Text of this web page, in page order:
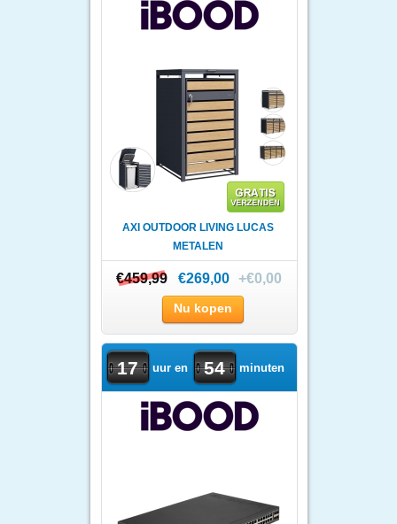
AXI OUTDOOR LIVING LUCAS
METALEN
CONTAINEROMBOUW |..
€459,99
€459,99 €269,00 +€0,00
Nu kopen
17 uur en 54 minuten